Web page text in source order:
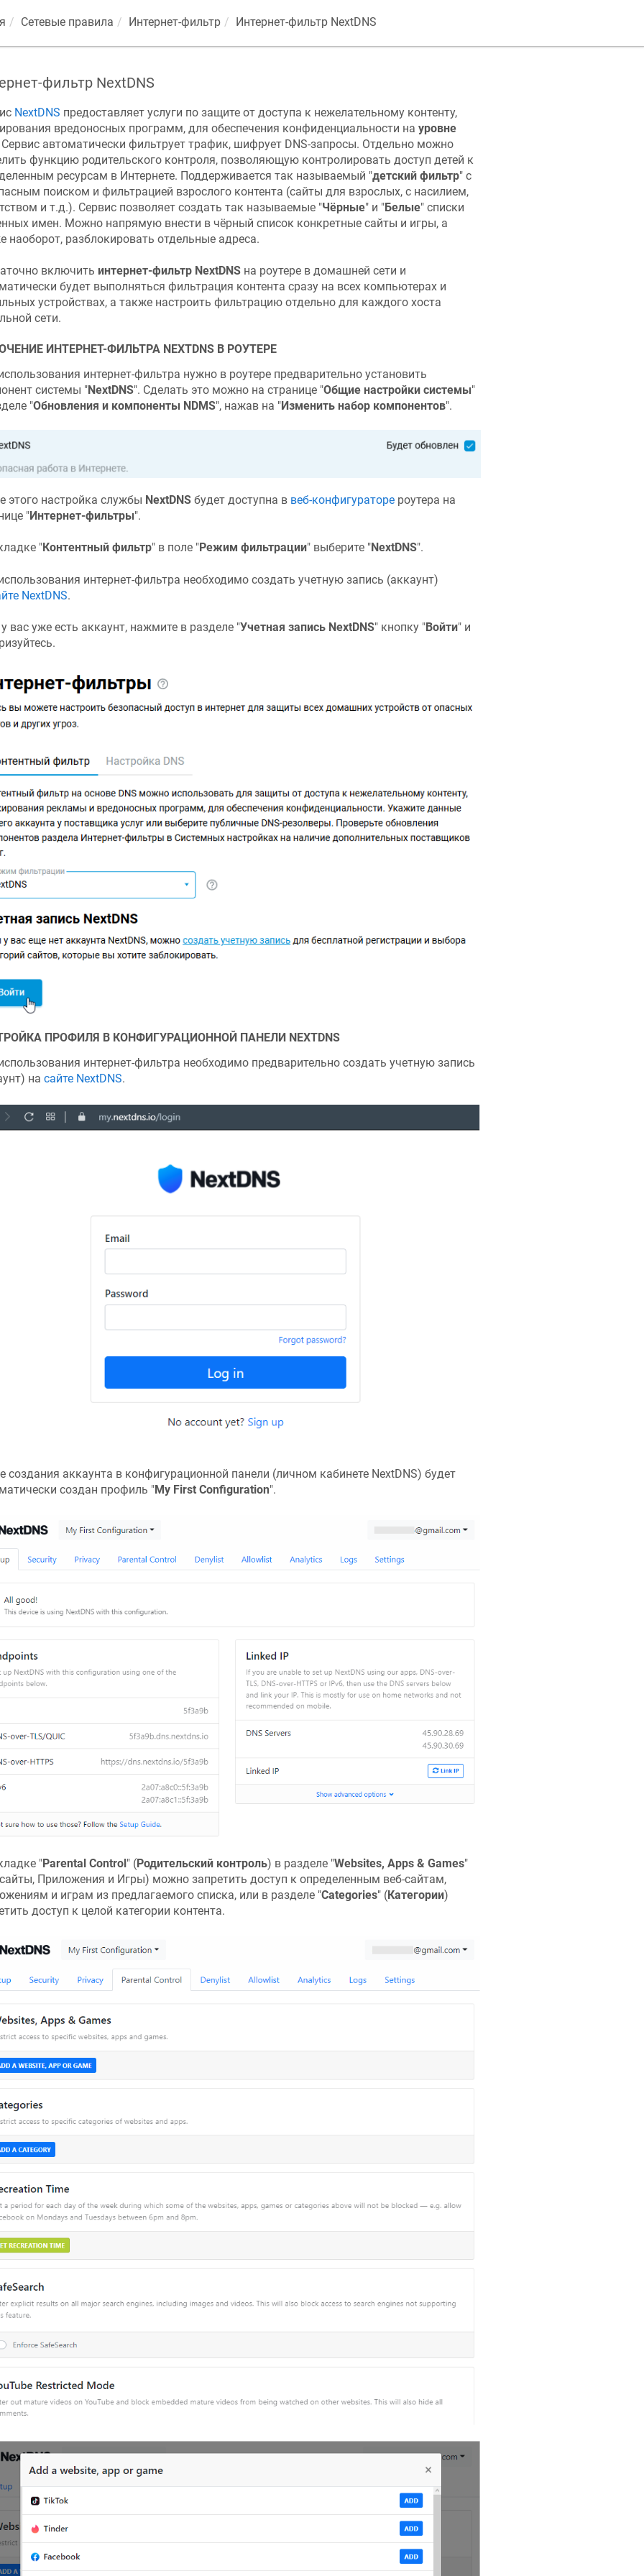
Сетевые правила Интернет-фильтр Интернет-фильтр NextDNS
фильтр NextDNS
NextDNS предоставляет услуги по защите от доступа к нежелательному контенту,
вредоносных программ, для обеспечения конфиденциальности на уровне
автоматически фильтрует трафик, шифрует DNS-запросы. Отдельно можно
функцию родительского контроля, позволяющую контролировать доступ детей к
ресурсам в Интернете. Поддерживается так называемый "детский фильтр" с
поиском и фильтрацией взрослого контента (сайты для взрослых, с насилием,
и т.д.). Сервис позволяет создать так называемые "Чёрные" и "Белые" списки
имен. Можно напрямую внести в чёрный список конкретные сайты и игры, а
наоборот, разблокировать отдельные адреса.
включить интернет-фильтр NextDNSна роутере в домашней сети и
будет выполняться фильтрация контента сразу на всех компьютерах и
устройствах, а также настроить фильтрацию отдельно для каждого хоста
сети.
ИНТЕРНЕТ-ФИЛЬТРА NEXTDNS В РОУТЕРЕ
интернет-фильтра нужно в роутере предварительно установить
системы "NextDNS". Сделать это можно на странице "Общие настройки системы"
"Обновления и компоненты NDMS", нажав на "Изменить набор компонентов".
этого настройка службы NextDNSбудет доступна в веб-конфигураторероутера на
"Интернет-фильтры".
"Контентный фильтр" в поле "Режим фильтрации" выберите "NextDNS".
интернет-фильтра необходимо создать учетную запись (аккаунт)
NextDNS.
вас уже есть аккаунт, нажмите в разделе "Учетная запись NextDNS" кнопку "Войти" и
ПРОФИЛЯ В КОНФИГУРАЦИОННОЙ ПАНЕЛИ NEXTDNS
интернет-фильтра необходимо предварительно создать учетную запись
на сайте NextDNS.
создания аккаунта в конфигурационной панели (личном кабинете NextDNS) будет
создан профиль "My First Configuration".
"Parental Control" (Родительский контроль) в разделе "Websites, Apps & Games"
Приложения и Игры) можно запретить доступ к определенным веб-сайтам,
и играм из предлагаемого списка, или в разделе "Categories" (Категории)
доступ к целой категории контента.